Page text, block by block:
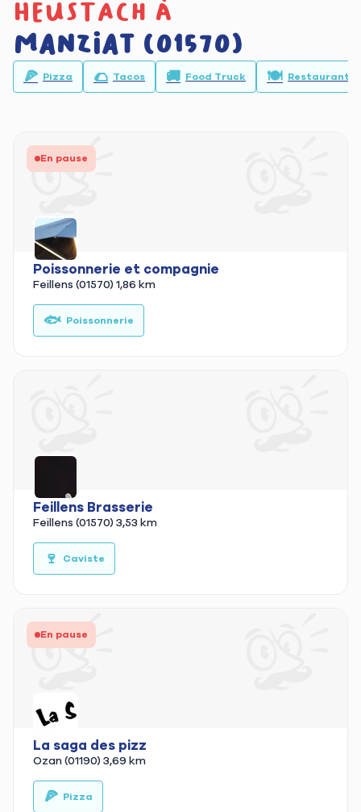
heustach à
Manziat (01570)
🍕 Pizza 🌮 Tacos 🚚 Food Truck 🍽️ Restaurant
En pause
Poissonnerie et compagnie
Feillens (01570) 1,86 km
🐟 Poissonnerie
Feillens Brasserie
Feillens (01570) 3,53 km
🍷 Caviste
En pause
La saga des pizz
Ozan (01190) 3,69 km
🍕 Pizza